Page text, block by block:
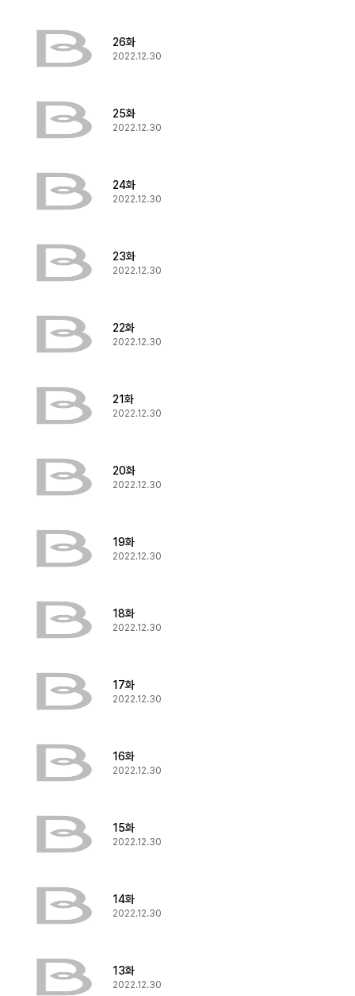
26화
2022.12.30
25화
2022.12.30
24화
2022.12.30
23화
2022.12.30
22화
2022.12.30
21화
2022.12.30
20화
2022.12.30
19화
2022.12.30
18화
2022.12.30
17화
2022.12.30
16화
2022.12.30
15화
2022.12.30
14화
2022.12.30
13화
2022.12.30